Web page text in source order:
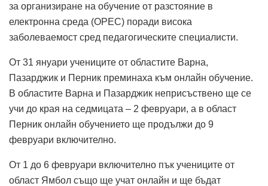
за организиране на обучение от разстояние в
електронна среда (ОРЕС) поради висока
заболеваемост сред педагогическите специалисти.
От 31 януари учениците от областите Варна,
Пазарджик и Перник преминаха към онлайн обучение.
В областите Варна и Пазарджик неприсъствено ще се
учи до края на седмицата – 2 февруари, а в област
Перник онлайн обучението ще продължи до 9
февруари включително.
От 1 до 6 февруари включително пък учениците от
област Ямбол също ще учат онлайн и ще бъдат